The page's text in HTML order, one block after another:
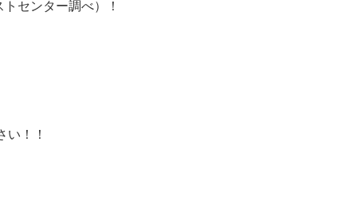
センター調べ）！
！！